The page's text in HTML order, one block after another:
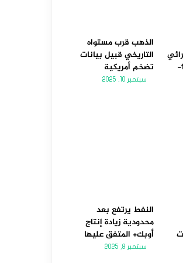
– توقعات اليوم – 15-
الذهب قرب مستواه
التاريخي قبيل بيانات
تضخم أمريكية
سبتمبر 10, 2025
النفط يرتفع بعد
محدودية زيادة إنتاج
أوبك+ المتفق عليها
سبتمبر 8, 2025